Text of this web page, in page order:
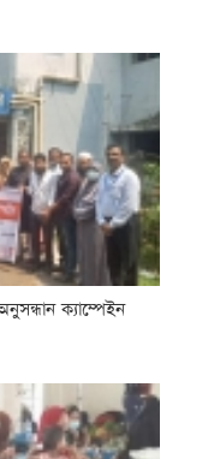
ক্যাম্পেইন